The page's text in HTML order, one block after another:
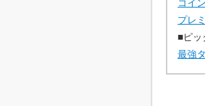
コイ
プレ
■ピッ
最強